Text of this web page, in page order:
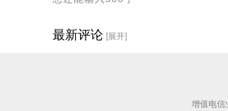
最新评论 [展开]
增值电信